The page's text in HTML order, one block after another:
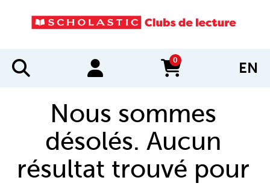
0
items in cart EN
Nous sommes
désolés. Aucun
résultat trouvé pour